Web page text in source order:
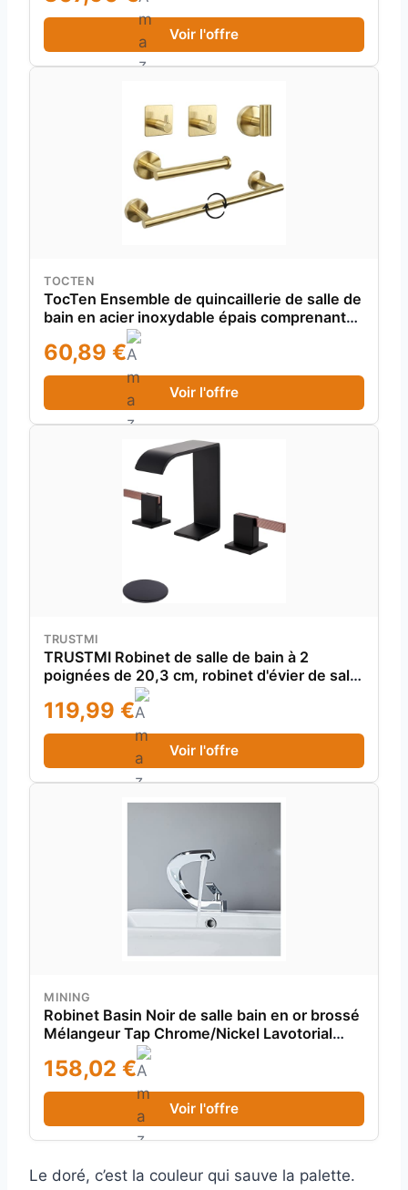
Voir l'offre
TOCTEN
TocTen Ensemble de quincaillerie de salle de
bain en acier inoxydable épais comprenant
un porte-serviettes de 61 cm + support de
papier toilette + 3 crochets muraux pour
salle de bain (5 pièces, or
60,89 €
Voir l'offre
TRUSTMI
TRUSTMI Robinet de salle de bain à 2
poignées de 20,3 cm, robinet d'évier de salle
de bain large à 3 trous, robinet carré de salle
de bain avec bonde de vidage, noir mat et or
rose
119,99 €
Voir l'offre
MINING
Robinet Basin Noir de salle bain en or brossé
Mélangeur Tap Chrome/Nickel Lavotorial
chaud et froid(A)
158,02 €
Voir l'offre
Le doré, c’est la couleur qui sauve la palette.